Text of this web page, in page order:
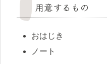
用意するもの
おはじき
ノート